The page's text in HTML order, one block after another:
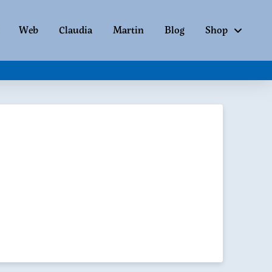
Web Claudia Martin Blog Shop